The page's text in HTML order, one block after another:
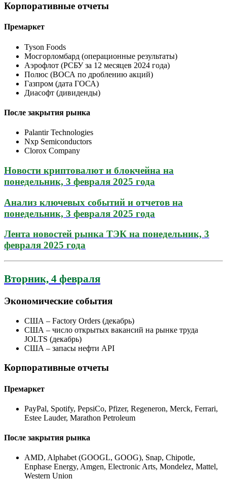
Корпоративные отчеты
Премаркет
Tyson Foods
Мосгорломбард (операционные результаты)
Аэрофлот (РСБУ за 12 месяцев 2024 года)
Полюс (ВОСА по дроблению акций)
Газпром (дата ГОСА)
Диасофт (дивиденды)
После закрытия рынка
Palantir Technologies
Nxp Semiconductors
Clorox Company
Новости криптовалют и блокчейна на
понедельник, 3 февраля 2025 года
Анализ ключевых событий и отчетов на
понедельник, 3 февраля 2025 года
Лента новостей рынка ТЭК на понедельник, 3
февраля 2025 года
Вторник, 4 февраля
Экономические события
США – Factory Orders (декабрь)
США – число открытых вакансий на рынке труда
JOLTS (декабрь)
США – запасы нефти API
Корпоративные отчеты
Премаркет
PayPal, Spotify, PepsiCo, Pfizer, Regeneron, Merck, Ferrari,
Estee Lauder, Marathon Petroleum
После закрытия рынка
AMD, Alphabet (GOOGL, GOOG), Snap, Chipotle,
Enphase Energy, Amgen, Electronic Arts, Mondelez, Mattel,
Western Union